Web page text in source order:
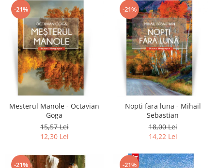
-21%
Mesterul Manole - Octavian
Goga
15,57 Lei
12,30 Lei
-21%
Nopti fara luna - Mihail
Sebastian
18,00 Lei
14,22 Lei
-21% -21%